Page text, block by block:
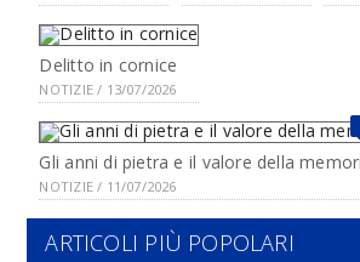
Delitto in cornice
NOTIZIE / 13/07/2026
Gli anni di pietra e il valore della
NOTIZIE / 11/07/2026
ARTICOLI PIÙ POPOLARI